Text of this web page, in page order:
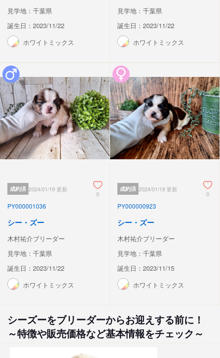
見学地：千葉県
誕生日：2023/11/22
ホワイトミックス
見学地：千葉県
誕生日：2023/11/22
ホワイトミックス
成約済 2024/01/19 更新
0
PY000001036
シー・ズー
木村祐介ブリーダー
見学地：千葉県
誕生日：2023/11/22
ホワイトミックス
成約済 2024/01/19 更新
0
PY000000923
シー・ズー
木村祐介ブリーダー
見学地：千葉県
誕生日：2023/11/15
ホワイトミックス
シーズーをブリーダーからお迎えする前に！
～特徴や販売価格など基本情報をチェック～